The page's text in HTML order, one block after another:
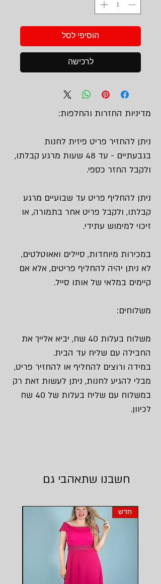
הוסיפי לסל
לרכישה
מדיניות החזרות והחלפות:
ניתן להחזיר פריט פיזית לחנות
בגבעתיים - עד 48 שעות מרגע קבלתו,
ולקבל החזר כספי.
ניתן להחליף פריט עד שבועיים מרגע
קבלתו, ולקבל פריט אחר בתמורה, או
זיכוי למימוש עתידי.
במכירות מיוחדות, סיילים ואאוטלטים,
לא ניתן יהיה להחליף פריטים, אלא אם
קיימים במלאי של אותו סייל.
משלוחים:
משלוח בעלות 40 שח, יביא אלייך את
החבילה עם שליח עד הבית.
במידה ורוצים להחליף או להחזיר פריט,
מבלי להגיע לחנות, ניתן לעשות זאת רק
במשלוח עם שליח בעלות של 40 שח
לכיוון.
חשבנו שתאהבי גם
חדש